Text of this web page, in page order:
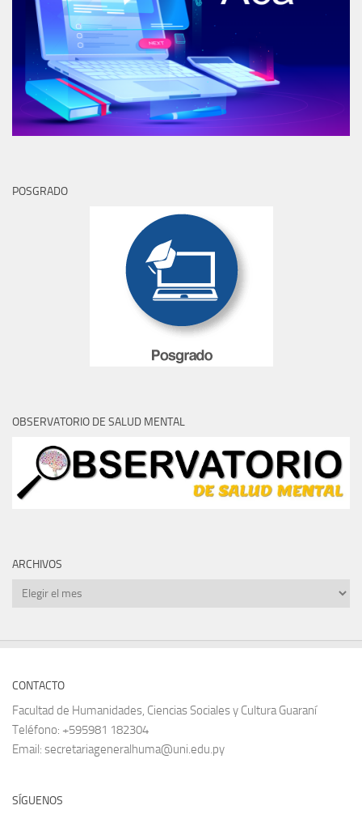
POSGRADO
OBSERVATORIO DE SALUD MENTAL
ARCHIVOS
Archivos
CONTACTO
Facultad de Humanidades, Ciencias Sociales y Cultura Guaraní
Teléfono: +595981 182304
Email: secretariageneralhuma@uni.edu.py
SÍGUENOS